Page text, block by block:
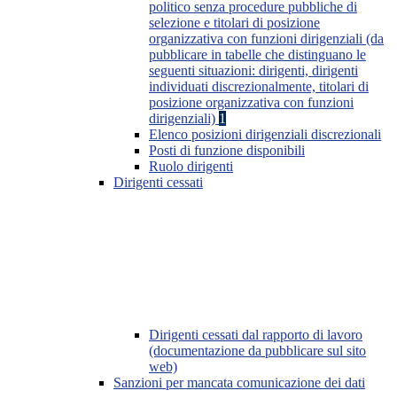
politico senza procedure pubbliche di
selezione e titolari di posizione
organizzativa con funzioni dirigenziali (da
pubblicare in tabelle che distinguano le
seguenti situazioni: dirigenti, dirigenti
individuati discrezionalmente, titolari di
posizione organizzativa con funzioni
dirigenziali) 1
Elenco posizioni dirigenziali discrezionali
Posti di funzione disponibili
Ruolo dirigenti
Dirigenti cessati
Dirigenti cessati dal rapporto di lavoro
(documentazione da pubblicare sul sito
web)
Sanzioni per mancata comunicazione dei dati